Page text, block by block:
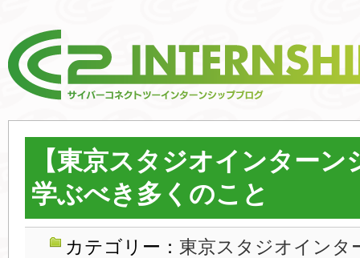
【東京スタジオインターン
学ぶべき多くのこと
カテゴリー： 東京スタジオインタ